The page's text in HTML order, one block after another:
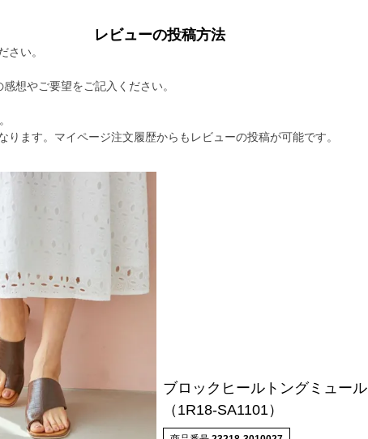
レビューの投稿方法
さい。
想やご要望をご記入ください。
ます。マイページ注文履歴からもレビューの投稿が可能です。
ブロックヒールトングミュール
（1R18-SA1101）